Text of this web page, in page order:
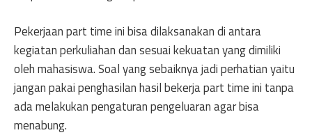
Pekerjaan part time ini bisa dilaksanakan di antara
kegiatan perkuliahan dan sesuai kekuatan yang dimiliki
oleh mahasiswa. Soal yang sebaiknya jadi perhatian yaitu
jangan pakai penghasilan hasil bekerja part time ini tanpa
ada melakukan pengaturan pengeluaran agar bisa
menabung.